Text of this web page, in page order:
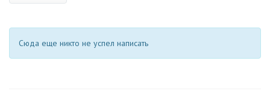
Сюда еще никто не успел написать